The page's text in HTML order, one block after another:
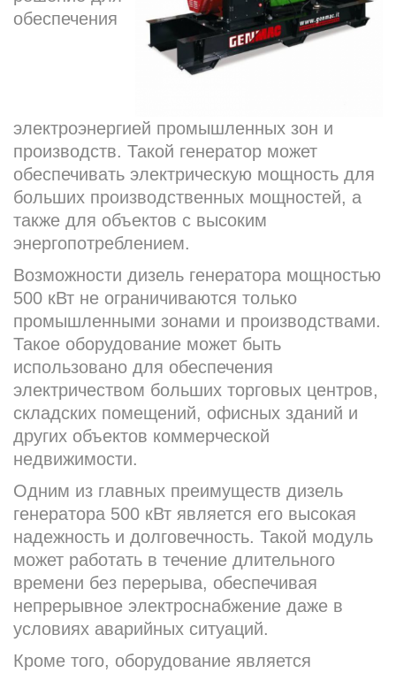
обеспечения
электроэнергией промышленных зон и
производств. Такой генератор может
обеспечивать электрическую мощность для
больших производственных мощностей, а
также для объектов с высоким
энергопотреблением.
Возможности дизель генератора мощностью
500 кВт не ограничиваются только
промышленными зонами и производствами.
Такое оборудование может быть
использовано для обеспечения
электричеством больших торговых центров,
складских помещений, офисных зданий и
других объектов коммерческой
недвижимости.
Одним из главных преимуществ дизель
генератора 500 кВт является его высокая
надежность и долговечность. Такой модуль
может работать в течение длительного
времени без перерыва, обеспечивая
непрерывное электроснабжение даже в
условиях аварийных ситуаций.
Кроме того, оборудование является